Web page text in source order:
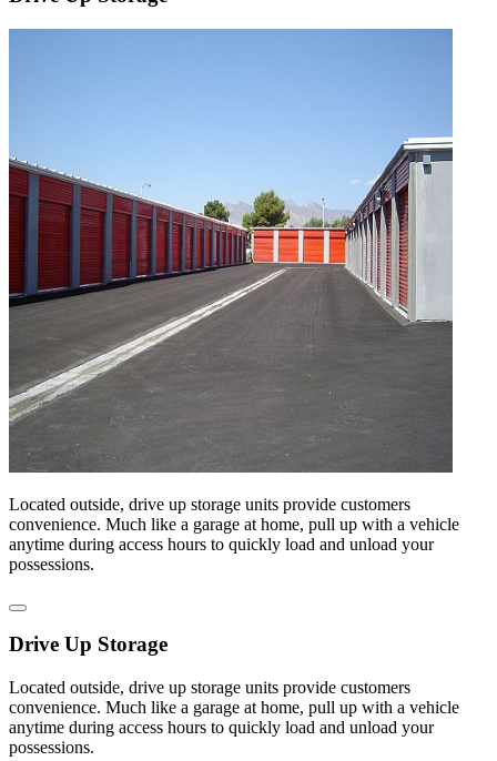
Located outside, drive up storage units provide customers
convenience. Much like a garage at home, pull up with a vehicle
anytime during access hours to quickly load and unload your
possessions.
Drive Up Storage
Located outside, drive up storage units provide customers
convenience. Much like a garage at home, pull up with a vehicle
anytime during access hours to quickly load and unload your
possessions.